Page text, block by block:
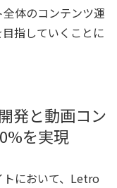
体のコンテンツ運
指していくことに
発と動画コン
を実現
トにおいて、Letro